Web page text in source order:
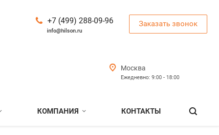
+7 (499) 288-09-96
info@hilson.ru
Заказать звонок
Москва
Ежедневно: 9:00 - 18:00
КОМПАНИЯ КОНТАКТЫ